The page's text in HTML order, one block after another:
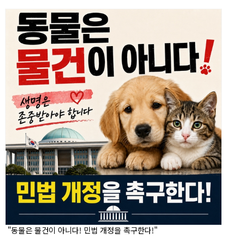
"동물은 물건이 아니다! 민법 개정을 촉구한다!"